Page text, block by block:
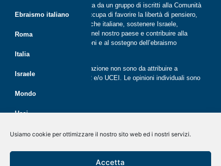
Usiamo cookie per ottimizzare il nostro sito web ed i nostri servizi.
Accetta
Ebraismo italiano
Roma
Italia
Israele
Mondo
Ucei
CER
Giovani
periodica, digitale e on line nata da un gruppo di iscritti alla Comunità
ebraica di Roma. Riflessi si occupa di favorire la libertà di pensiero,
il dialogo tra le comunità ebraiche italiane, sostenere Israele,
promuovere la cultura ebraica nel nostro paese e contribuire alla
crescita delle nuove generazioni e al sostegno dell’ebraismo
italiano.
Le opinioni espresse dalla redazione non sono da attribuire a
nessuna lista presente in CER e/o UCEI. Le opinioni individuali sono
Rivista on line dal 2020